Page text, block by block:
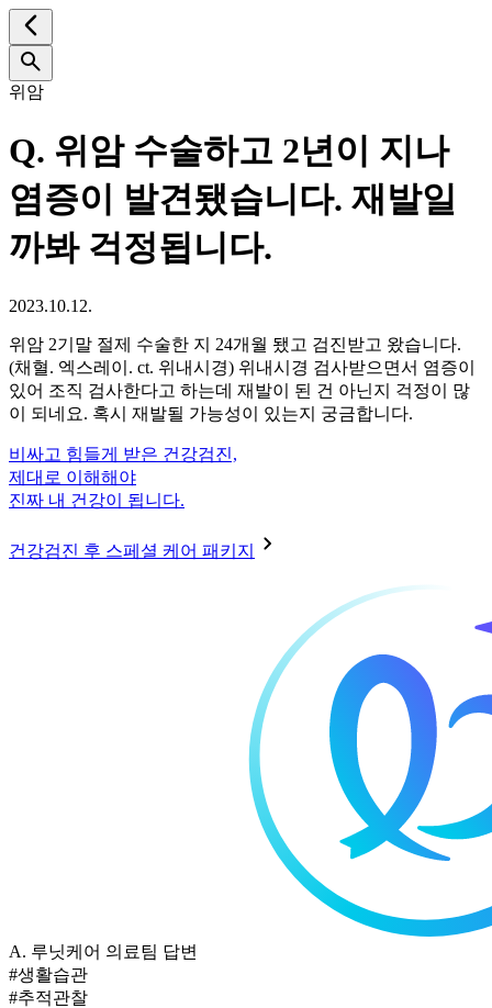
위암
Q. 위암 수술하고 2년이 지나
염증이 발견됐습니다. 재발일
까봐 걱정됩니다.
2023.10.12.
위암 2기말 절제 수술한 지 24개월 됐고 검진받고 왔습니다.
(채혈. 엑스레이. ct. 위내시경) 위내시경 검사받으면서 염증이
있어 조직 검사한다고 하는데 재발이 된 건 아닌지 걱정이 많
이 되네요. 혹시 재발될 가능성이 있는지 궁금합니다.
비싸고 힘들게 받은 건강검진,
제대로 이해해야
진짜 내 건강이 됩니다.
건강검진 후 스페셜 케어 패키지
A. 루닛케어 의료팀 답변
#생활습관
#추적관찰